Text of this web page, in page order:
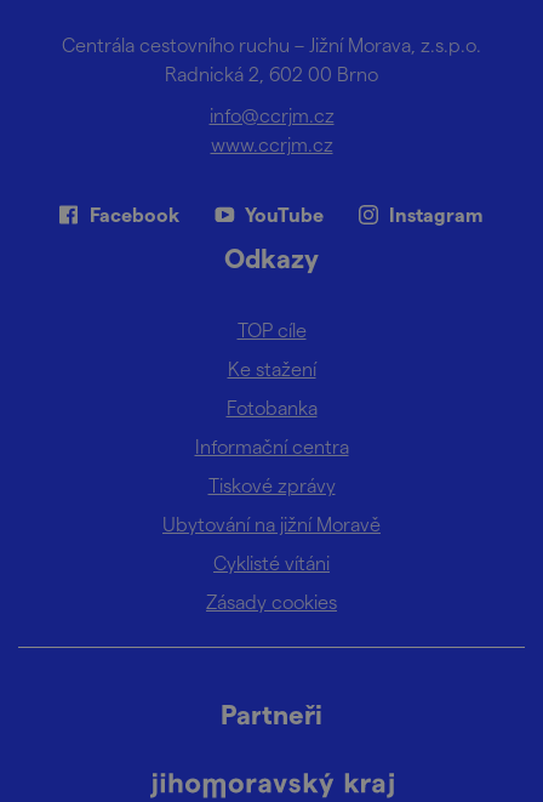
Centrála cestovního ruchu – Jižní Morava, z.s.p.o.
Radnická 2, 602 00 Brno
info@ccrjm.cz
www.ccrjm.cz
Facebook YouTube Instagram
Odkazy
TOP cíle
Ke stažení
Fotobanka
Informační centra
Tiskové zprávy
Ubytování na jižní Moravě
Cyklisté vítáni
Zásady cookies
Partneři